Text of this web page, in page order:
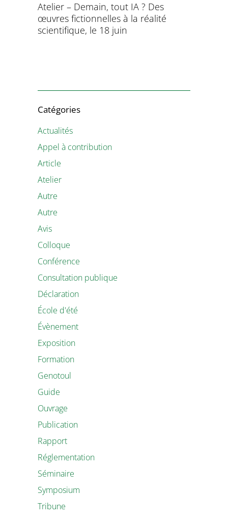
Atelier – Demain, tout IA ? Des
œuvres fictionnelles à la réalité
scientifique, le 18 juin
Catégories
Actualités
Appel à contribution
Article
Atelier
Autre
Autre
Avis
Colloque
Conférence
Consultation publique
Déclaration
École d'été
Évènement
Exposition
Formation
Genotoul
Guide
Ouvrage
Publication
Rapport
Réglementation
Séminaire
Symposium
Tribune